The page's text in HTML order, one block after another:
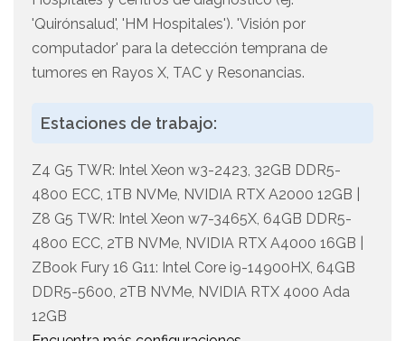
'Quirónsalud', 'HM Hospitales'). 'Visión por
computador' para la detección temprana de
tumores en Rayos X, TAC y Resonancias.
Estaciones de trabajo:
Z4 G5 TWR: Intel Xeon w3-2423, 32GB DDR5-
4800 ECC, 1TB NVMe, NVIDIA RTX A2000 12GB |
Z8 G5 TWR: Intel Xeon w7-3465X, 64GB DDR5-
4800 ECC, 2TB NVMe, NVIDIA RTX A4000 16GB |
ZBook Fury 16 G11: Intel Core i9-14900HX, 64GB
DDR5-5600, 2TB NVMe, NVIDIA RTX 4000 Ada
12GB